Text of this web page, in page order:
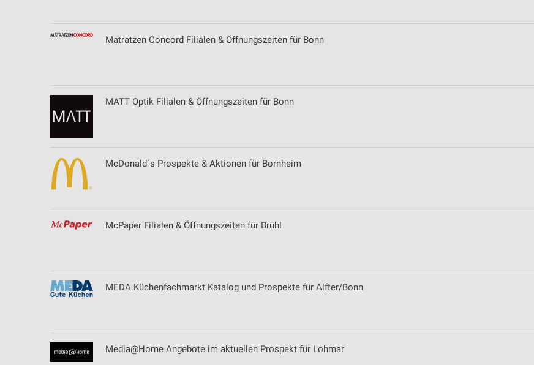
Matratzen Concord Filialen & Öffnungszeiten für Bonn
MATT Optik Filialen & Öffnungszeiten für Bonn
McDonald´s Prospekte & Aktionen für Bornheim
McPaper Filialen & Öffnungszeiten für Brühl
MEDA Küchenfachmarkt Katalog und Prospekte für Alfter/Bonn
Media@Home Angebote im aktuellen Prospekt für Lohmar